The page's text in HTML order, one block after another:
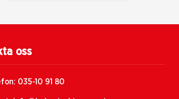
oss
035-10 91 80